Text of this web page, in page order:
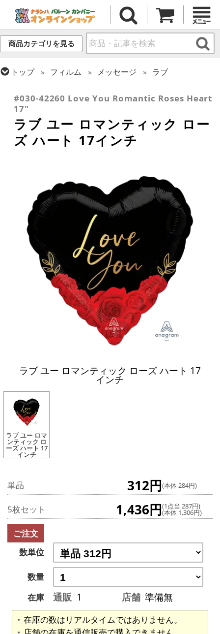
商品カテゴリを見る
トップ フィルム メッセージ
ラブ
バレンタイン
#030-42260 Love You Romantic Roses Heart
17"
ラブ ユー ロマンティック ロー
ズ ハート 17インチ
ラブ ユー ロマンティック ローズ ハート 17
インチ
ラブ ユー ロマ
ンティック ロ
ーズ ハート 17
インチ
単品 312円(本体 284円)
5枚セット 1,436円(1点当 287円)
(本体 1,306円)
ご注文
数単位
数量
在庫
通販 1 店舗 準備無
在庫の数はリアルタイムではありません。